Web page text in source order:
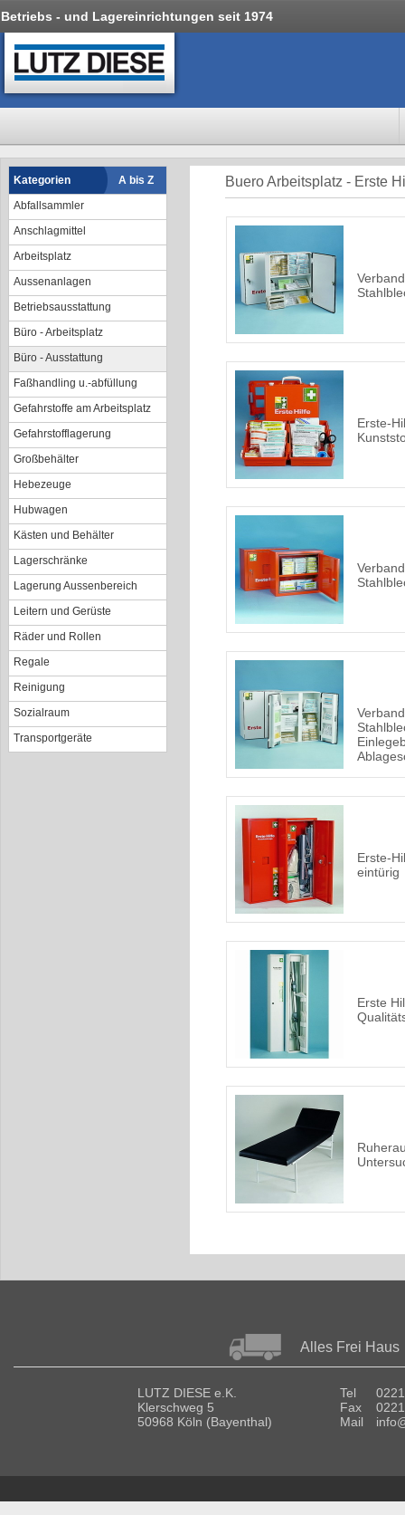
Betriebs - und Lagereinrichtungen seit 1974
Kategorien
A bis Z
Abfallsammler
Anschlagmittel
Arbeitsplatz
Aussenanlagen
Betriebsausstattung
Büro - Arbeitsplatz
Büro - Ausstattung
Faßhandling u.-abfüllung
Gefahrstoffe am Arbeitsplatz
Gefahrstofflagerung
Großbehälter
Hebezeuge
Hubwagen
Kästen und Behälter
Lagerschränke
Lagerung Aussenbereich
Leitern und Gerüste
Räder und Rollen
Regale
Reinigung
Sozialraum
Transportgeräte
Buero Arbeitsplatz - Erste
Erste-
Erste-
eintürig
Erste
Alles Frei Haus
LUTZ DIESE e.K.
Klerschweg 5
50968 Köln (Bayenthal)
Tel
Fax
Mail